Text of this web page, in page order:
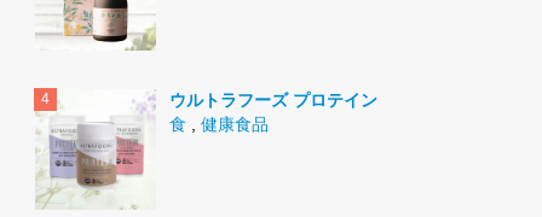
ウルトラフーズ プロテイン
食
健康食品